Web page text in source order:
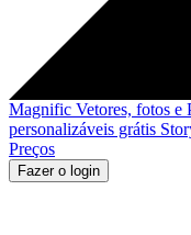
Magnific Vetores, fotos e
personalizáveis grátis
Preços
Fazer o login